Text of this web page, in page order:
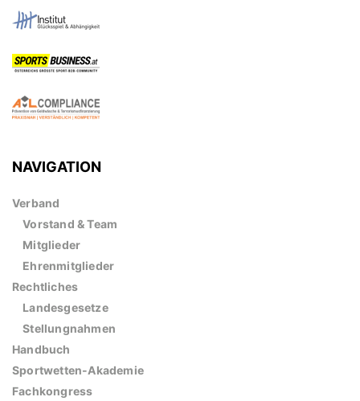
NAVIGATION
Verband
Vorstand & Team
Mitglieder
Ehrenmitglieder
Rechtliches
Landesgesetze
Stellungnahmen
Handbuch
Sportwetten-Akademie
Fachkongress